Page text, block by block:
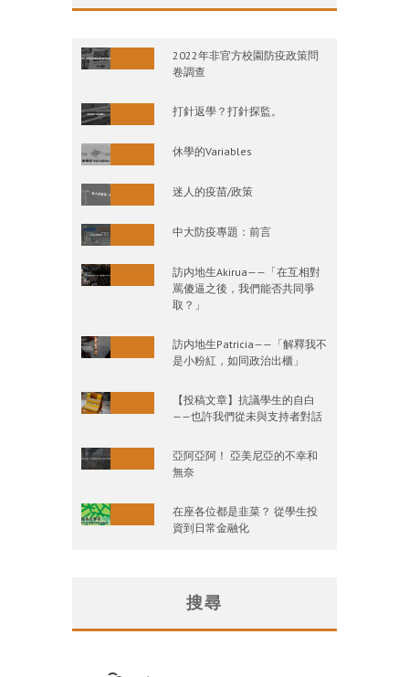
2022年非官方校園防疫政策問
卷調查
打針返學？打針探監。
休學的Variables
迷人的疫苗/政策
中大防疫專題：前言
訪内地生Akirua——「在互相對
罵傻逼之後，我們能否共同爭
取？」
訪内地生Patricia——「解釋我不
是小粉紅，如同政治出櫃」
【投稿文章】抗議學生的自白
——也許我們從未與支持者對話
亞阿亞阿！ 亞美尼亞的不幸和
無奈
在座各位都是韭菜？ 從學生投
資到日常金融化
搜尋